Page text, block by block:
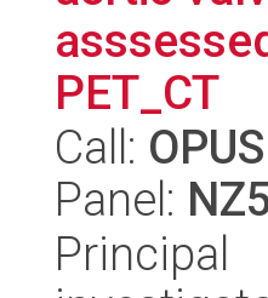
PET_CT
Call:
Panel:
Principal